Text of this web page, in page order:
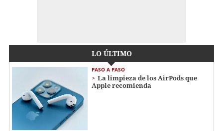
LO ÚLTIMO
PASO A PASO
La limpieza de los AirPods que
Apple recomienda